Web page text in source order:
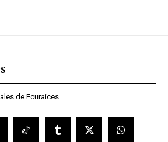
de Ecuraices